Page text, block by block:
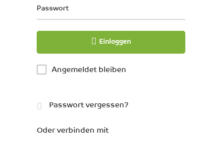
Passwort
Einloggen
Angemeldet bleiben
Passwort vergessen?
Oder verbinden mit